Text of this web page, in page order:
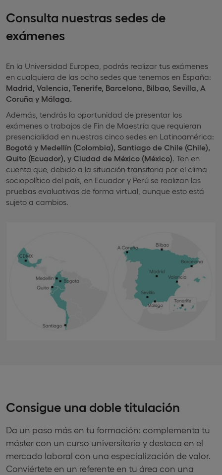
Consulta nuestras sedes de
exámenes
En la Universidad Europea, podrás realizar tus exámenes
en cualquiera de las ocho sedes que tenemos en España:
Madrid, Valencia, Tenerife, Barcelona, Bilbao, Sevilla, A
Coruña y Málaga.
Además, tendrás la oportunidad de presentar los
exámenes o trabajos de Fin de Maestría que requieran
presencialidad en nuestras cinco sedes en Latinoamérica:
Bogotá y Medellín (Colombia), Santiago de Chile (Chile),
Quito (Ecuador), y Ciudad de México (México) . Ten en
cuenta que, debido a la situación transitoria por el clima
sociopolítico del país, en Ecuador y Perú se realizan las
pruebas evaluativas de forma virtual, aunque esto está
sujeto a cambios.
Consigue una doble titulación
Da un paso más en tu formación: complementa tu
máster con un curso universitario y destaca en el
mercado laboral con una especialización de valor.
Conviértete en un referente en tu área con una